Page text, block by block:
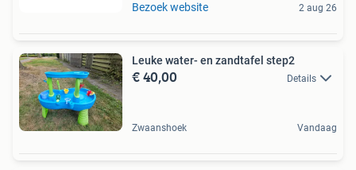
Bezoek website 2 aug 26
Leuke water- en zandtafel step2
€ 40,00 Details
Zwaanshoek Vandaag